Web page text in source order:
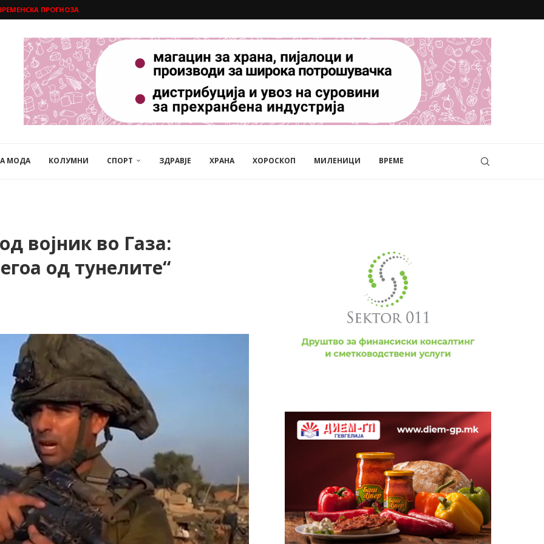
ПРОГНОЗА
МОДА КОЛУМНИ СПОРТ ЗДРАВЈЕ ХРАНА ХОРОСКОП МИЛЕНИЦИ ВРЕМЕ
војник во Газа:
од тунелите“